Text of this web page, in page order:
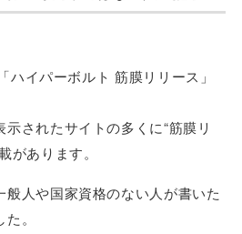
ハイパーボルト 筋膜リリース」
されたサイトの多くに“筋膜リ
があります。
般人や国家資格のない人が書いた
。